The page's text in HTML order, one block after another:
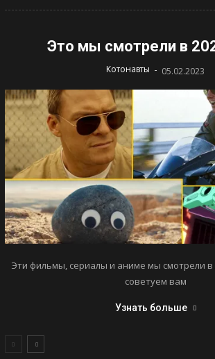
Это мы смотрели в
Котонавты - 05.02.2023
Эти фильмы, сериалы и аниме мы смотрели в
советуем вам
Узнать больше